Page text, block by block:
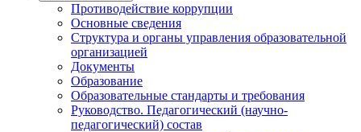
Противодействие коррупции
Основные сведения
Структура и органы управления образовательной
организацией
Документы
Образование
Образовательные стандарты и требования
Руководство. Педагогический (научно-
педагогический) состав